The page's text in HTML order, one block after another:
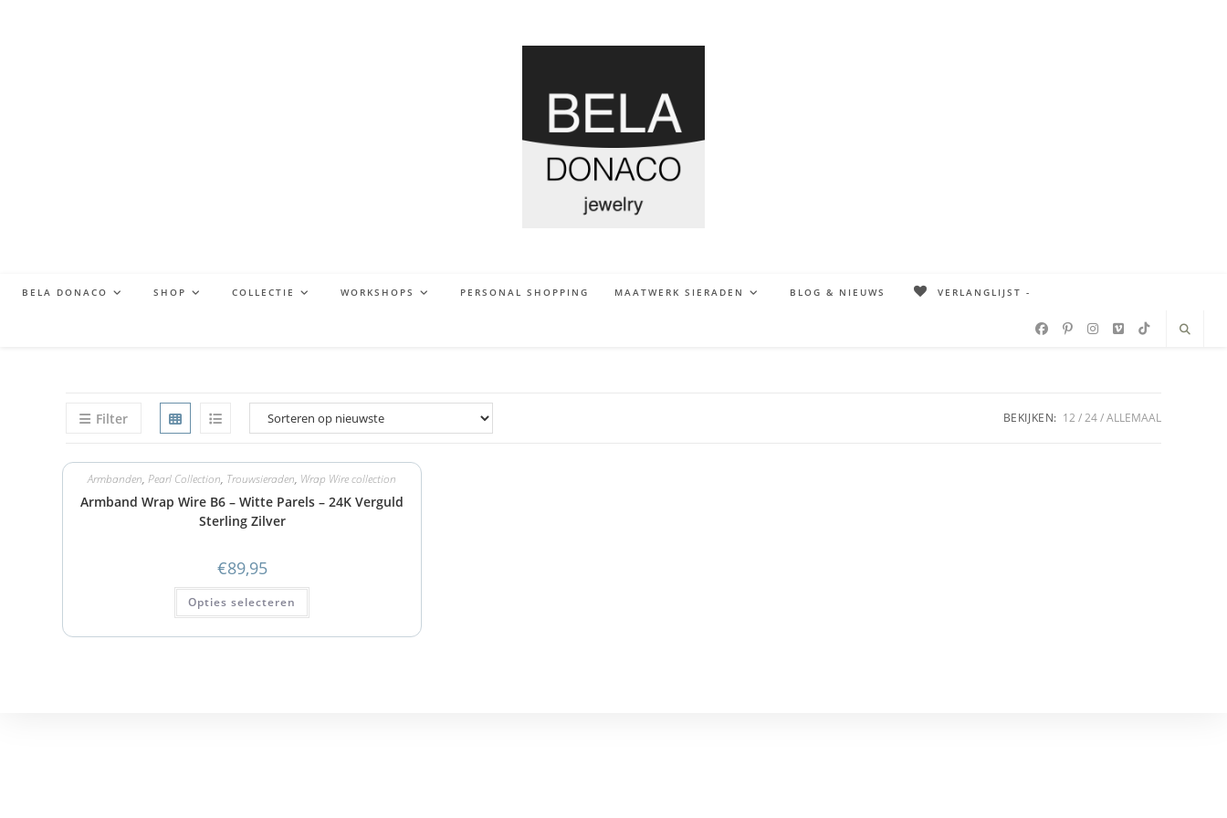
BELA DONACO SHOP COLLECTIE WORKSHOPS PERSONAL SHOPPING MAATWERK SIERADEN BLOG & NIEUWS VERLANGLIJST -
Filter BEKIJKEN: 12 24 ALLEMAAL
Armbanden,Pearl Collection, Trouwsieraden, Wrap Wire collection
Armband Wrap Wire B6 – Witte Parels – 24K Verguld
Sterling Zilver
€89,95
Opties selecteren